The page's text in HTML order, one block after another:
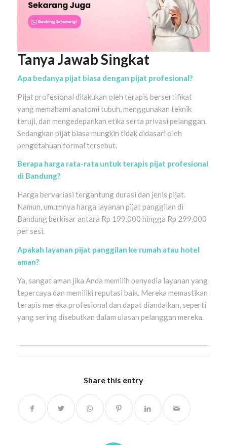
Tanya Jawab Singkat
Apa bedanya pijat biasa dengan pijat profesional?
Pijat profesional dilakukan oleh terapis bersertifikat
yang memahami anatomi tubuh, menggunakan teknik
teruji, dan mengedepankan etika serta privasi pelanggan.
Sedangkan pijat biasa mungkin tidak didasari oleh
pengetahuan formal tersebut.
Berapa harga rata-rata untuk terapis pijat profesional
di Bandung?
Harga bervariasi tergantung durasi dan jenis pijat.
Namun, umumnya harga layanan pijat panggilan di
Bandung berkisar antara Rp 199.000 hingga Rp 299.000
per sesi.
Apakah layanan pijat panggilan ke rumah atau hotel
aman?
Ya, sangat aman jika Anda memilih penyedia layanan yang
tepercaya dan memiliki reputasi baik. Mereka memastikan
terapis mereka profesional dan dapat diandalkan, seperti
yang sering disebutkan dalam ulasan pelanggan mereka.
Share this entry